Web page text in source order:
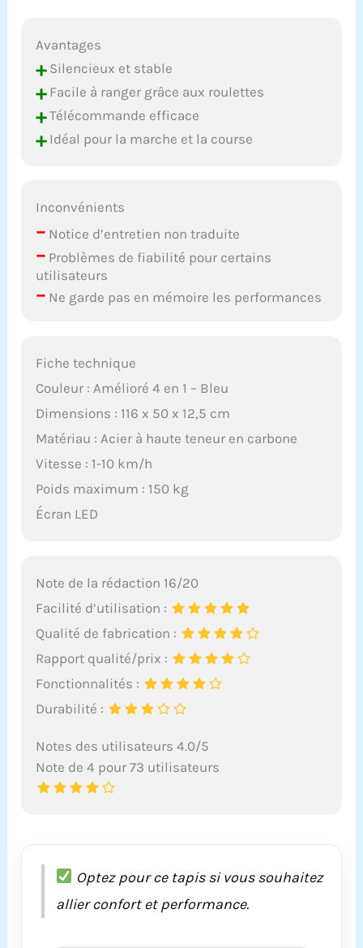
d’ajuster la vitesse
sans toucher l'appareil.
Le bouton pause
de votre entraînement.
𝗠𝗼𝗻𝘁𝗮𝗴𝗲 & 𝗚𝗮𝗶𝗻 𝗱𝗲
course pliable mesure
12,5 cm. Il est livré
grâce aux roulettes
les petits espaces.
𝗦𝗲𝗿𝘃𝗶𝗰𝗲 𝗖𝗹𝗶𝗲𝗻𝘁
de 5 ans. La trace sur la
question, notre
ingénieur peut vous
Même sans aller à la
salle, améliorez votre
forme à domicile.
Choisir VANNECT, c’est
choisir la tranquillité
Avantages
+Silencieux et stable
+Facile à ranger grâce aux roulettes
+Télécommande efficace
+Idéal pour la marche et la course
Inconvénients
– Notice d’entretien non traduite
– Problèmes de fiabilité pour certains
utilisateurs
– Ne garde pas en mémoire les performances
Fiche technique
Couleur : Amélioré 4 en 1 – Bleu
Dimensions : 116 x 50 x 12,5 cm
Matériau : Acier à haute teneur en carbone
Vitesse : 1-10 km/h
Poids maximum : 150 kg
Écran LED
Note de la rédaction 16/20
Facilité d’utilisation :
Qualité de fabrication :
Rapport qualité/prix :
Fonctionnalités :
Durabilité :
Notes des utilisateurs 4.0/5
Note de 4 pour 73 utilisateurs
Optez pour ce tapis si vous souhaitez
allier confort et performance.